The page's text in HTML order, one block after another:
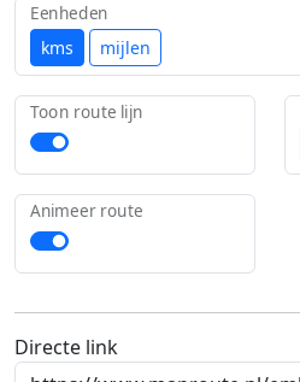
kms mijlen
Eenheden
Toon route lijn
Animeer route
Directe link